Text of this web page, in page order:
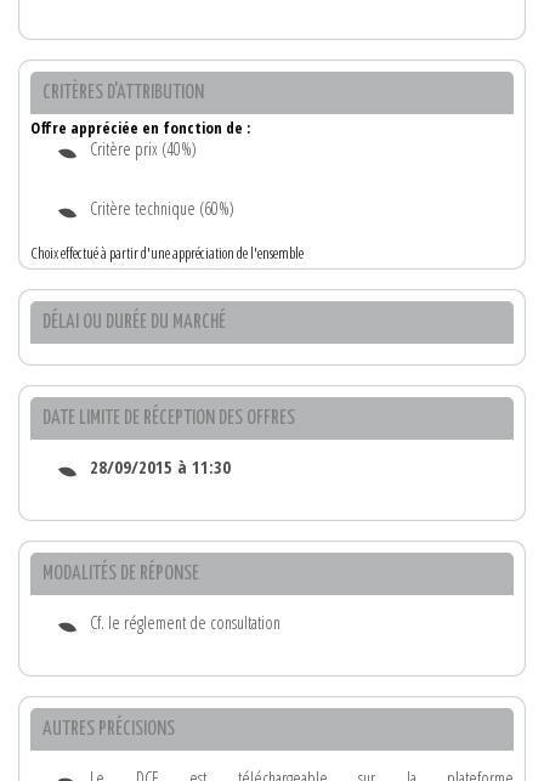
CRITÈRES D'ATTRIBUTION
Offre appréciée en fonction de :
Critère prix (40%)
Critère technique (60%)
Choix effectué à partir d'une appréciation de l'ensemble
DÉLAI OU DURÉE DU MARCHÉ
DATE LIMITE DE RÉCEPTION DES OFFRES
28/09/2015 à 11:30
MODALITÉS DE RÉPONSE
Cf. le réglement de consultation
AUTRES PRÉCISIONS